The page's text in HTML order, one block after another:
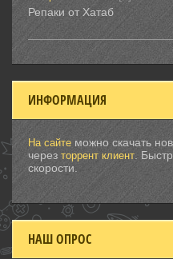
Репаки от Хатаб
ИНФОРМАЦИЯ
На сайте можно скачать
через торрент клиент .
скорости.
НАШ ОПРОС